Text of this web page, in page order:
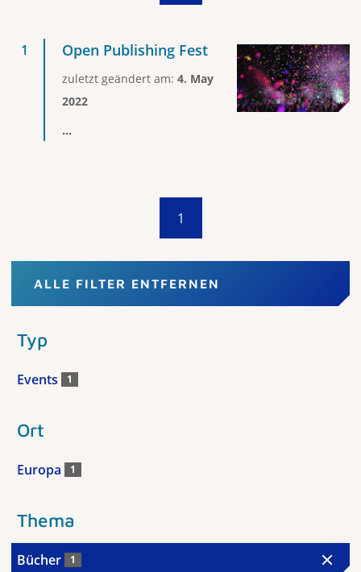
Open Publishing Fest
zuletzt geändert am: 4. May
2022
...
1
ALLE FILTER ENTFERNEN
Typ
Events 1
Ort
Europa 1
Thema
Bücher 1